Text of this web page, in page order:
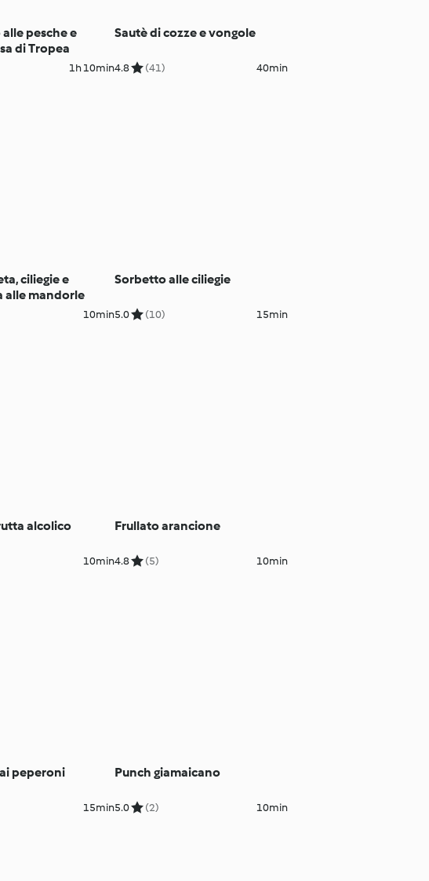
pesche e
di Tropea
1h 10min
Sautè di cozze e vongole
4.8 (41) 40min
ciliegie e
alle mandorle
10min
Sorbetto alle ciliegie
5.0 (10) 15min
alcolico
10min
Frullato arancione
4.8 (5) 10min
peperoni
15min
Punch giamaicano
5.0 (2) 10min